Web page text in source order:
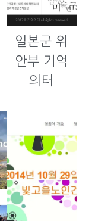
일본군 위
안부 기억
의터